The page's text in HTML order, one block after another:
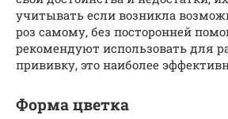
учитывать если возникла
роз самому, без посторонней
рекомендуют использовать для
прививку, это наиболее
Форма цветка